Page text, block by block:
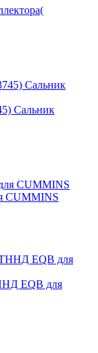
Сальник
CUMMINS
EQB для